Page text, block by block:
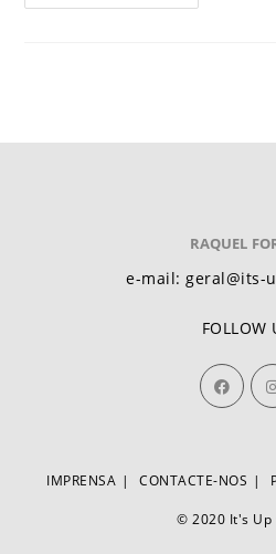
RAQUEL
e-mail: geral@its-
FOLLOW
IMPRENSA CONTACTE-NOS
© 2020 It's Up